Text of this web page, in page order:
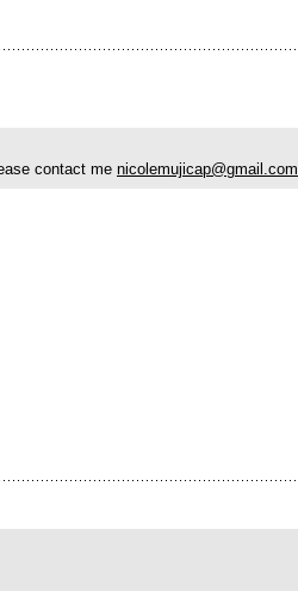
contact me nicolemujicap@gmail.com